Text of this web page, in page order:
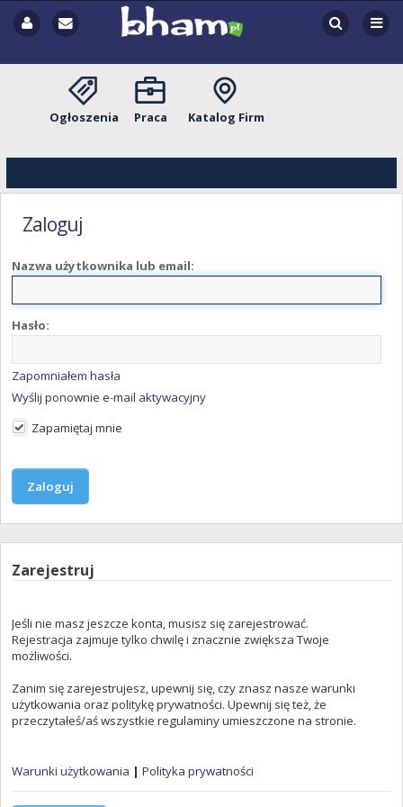
Ogłoszenia Praca Katalog Firm
Zaloguj
Nazwa użytkownika lub email:
Hasło:
Zapomniałem hasła
Wyślij ponownie e-mail aktywacyjny
Zapamiętaj mnie
Zarejestruj
Jeśli nie masz jeszcze konta, musisz się zarejestrować.
Rejestracja zajmuje tylko chwilę i znacznie zwiększa Twoje
możliwości.
Zanim się zarejestrujesz, upewnij się, czy znasz nasze warunki
użytkowania oraz politykę prywatności. Upewnij się też, że
przeczytałeś/aś wszystkie regulaminy umieszczone na stronie.
Warunki użytkowania | Polityka prywatności